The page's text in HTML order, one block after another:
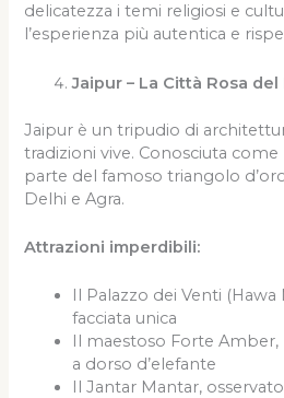
delicatezza i temi religiosi e
l’esperienza più autentica e
Jaipur – La Città Rosa del
Jaipur è un tripudio di
tradizioni vive. Conosciuta come
parte del famoso triangolo
Delhi e Agra.
Attrazioni imperdibili:
Il Palazzo dei Venti (Hawa
facciata unica
Il maestoso Forte
a dorso d’elefante
Il Jantar Mantar,